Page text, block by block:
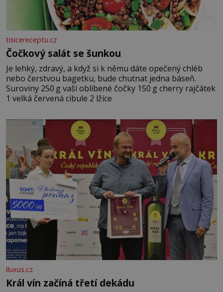
tisicereceptu.cz
Čočkový salát se šunkou
Je lehký, zdravý, a když si k němu dáte opečený chléb
nebo čerstvou bagetku, bude chutnat jedna báseň.
Suroviny 250 g vaší oblíbené čočky 150 g cherry rajčátek
1 velká červená cibule 2 lžíce
iluxus.cz
Král vín začíná třetí dekádu